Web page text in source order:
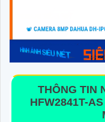
THÔNG TIN
HFW2841T-AS